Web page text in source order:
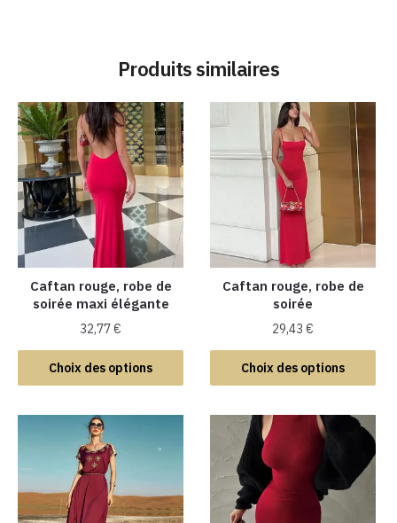
Produits similaires
Caftan rouge, robe de
soirée maxi élégante
32,77€
Choix des options
Ce
produit
plusieurs
variations.
Les
options
peuvent
Caftan rouge, robe de
soirée
29,43€
Choix des options
Ce
produit
plusieurs
Les
options
peuvent